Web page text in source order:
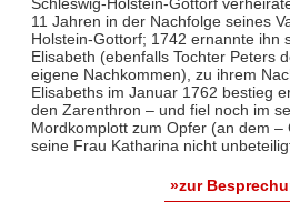
Schleswig-Holstein-Gottorf
11 Jahren in der Nachfolge seines
Holstein-Gottorf; 1742 ernannte ihn
Elisabeth (ebenfalls Tochter Peters
eigene Nachkommen), zu ihrem
Elisabeths im Januar 1762 bestieg
den Zarenthron – und fiel noch im
Mordkomplott zum Opfer (an dem –
seine Frau Katharina nicht
»zur